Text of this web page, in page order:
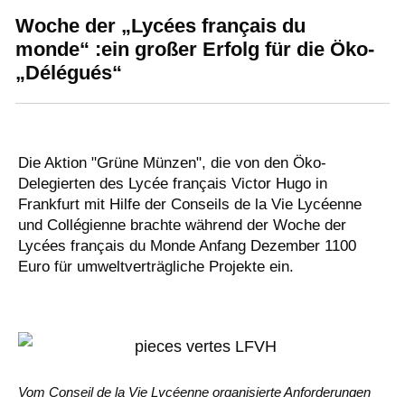
Woche der „Lycées français du
monde“ :ein großer Erfolg für die Öko-
„Délégués“
Die Aktion "Grüne Münzen", die von den Öko-
Delegierten des Lycée français Victor Hugo in
Frankfurt mit Hilfe der Conseils de la Vie Lycéenne
und Collégienne brachte während der Woche der
Lycées français du Monde Anfang Dezember 1100
Euro für umweltverträgliche Projekte ein.
Vom Conseil de la Vie Lycéenne organisierte Anforderungen